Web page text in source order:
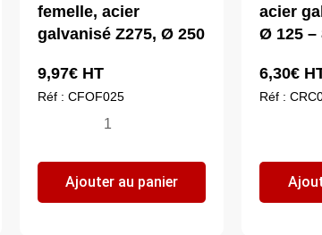
femelle, acier
galvanisé Z275, Ø 250
9,97€HT
Réf : CFOF025
quantité
Fond
de
Ajouter au panier
acier
Ø 125 –
6,30€
Réf :